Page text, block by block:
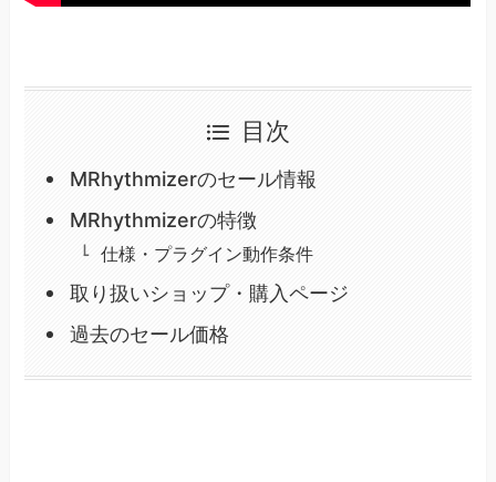
目次
MRhythmizerのセール情報
MRhythmizerの特徴
仕様・プラグイン動作条件
取り扱いショップ・購入ページ
過去のセール価格